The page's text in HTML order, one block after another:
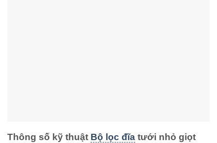
Thông số kỹ thuật Bộ lọc đĩa tưới nhỏ giọt